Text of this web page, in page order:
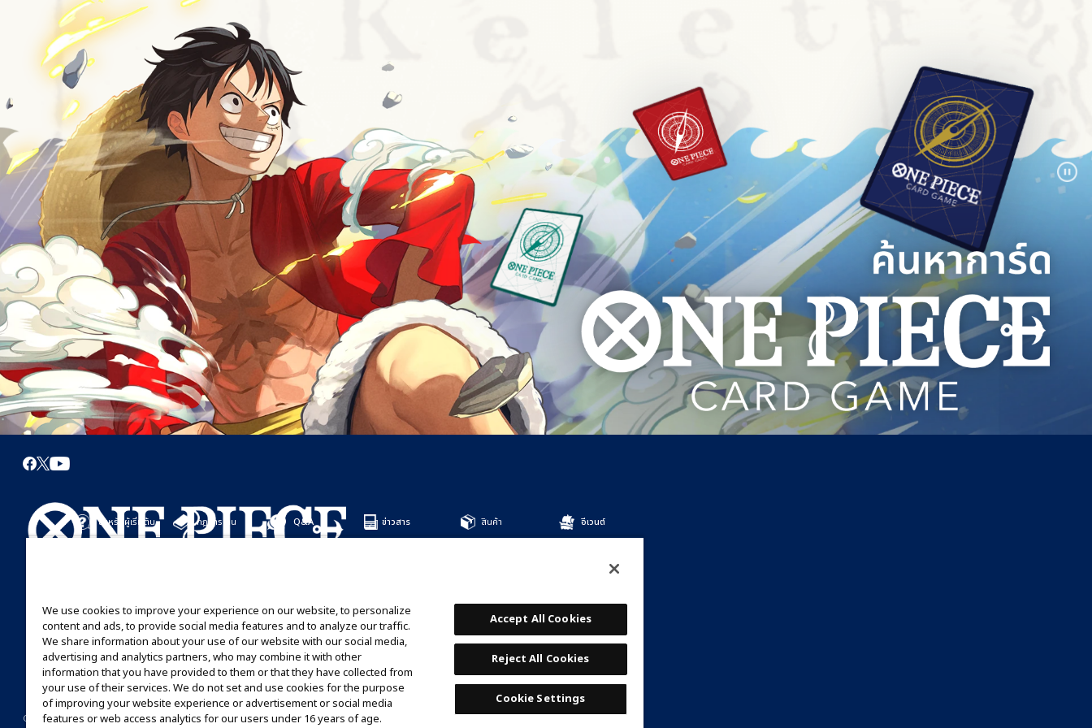
สำหรับผู้เริ่มต้น กฎการเล่น Q&A ข่าวสาร สินค้า อีเวนต์
การ์ด
รายชื่อการ์ด
เด็คที่แนะนำ
CONTACT USCookie SettingsPRIVACY POLICYGLOBAL ENTRANCE
©Eiichiro Oda/Shueisha©Eiichiro Oda/Shueisha, Toei Animation
We use cookies to improve your experience on our website, to personalize
content and ads, to provide social media features and to analyze our traffic.
We share information about your use of our website with our social media,
advertising and analytics partners, who may combine it with other
information that you have provided to them or that they have collected from
your use of their services. We do not set and use cookies for the purpose
of improving your website experience or advertisement or social media
features or web access analytics for our users under 16 years of age.
Accept All Cookies
Reject All Cookies
Cookie Settings